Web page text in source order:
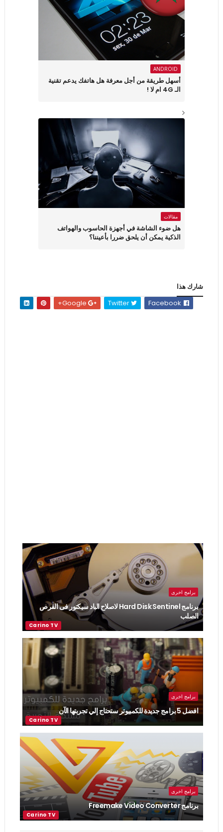
ANDROID
أسهل طريقة من أجل معرفة هل هاتفك يدعم تقنية
الـ 4G ام لا !
مقالات
هل ضوء الشاشة في أجهزة الحاسوب والهواتف
الذكية يمكن أن يلحق ضررا بأعيننا؟
شارك هذا
Twitter
برامج اخرى
برنامج Hard Disk Sentinel لاصلاح الباد سيكتور فى القرص
الصلب
برامج اخرى
افضل 5 برامج جديدة للكمبيوتر ستحتاج إلي تجربتها الآن
برامج اخرى
برنامج Freemake Video Converter